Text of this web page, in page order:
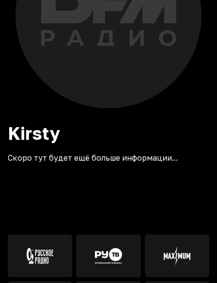
Kirsty
Скоро тут будет ещё больше информации...